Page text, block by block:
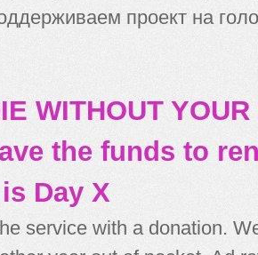
проект на
WITHOUT
the funds to
Day X
service with a donation.